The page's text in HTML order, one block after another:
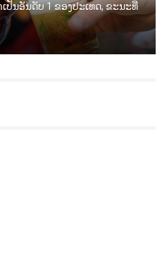
ປັນອັນດັບ 1​ ຂອງປະເທດ, ຂະນະທີ່